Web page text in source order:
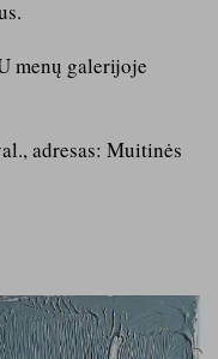
menų galerijoje
adresas: Muitinės